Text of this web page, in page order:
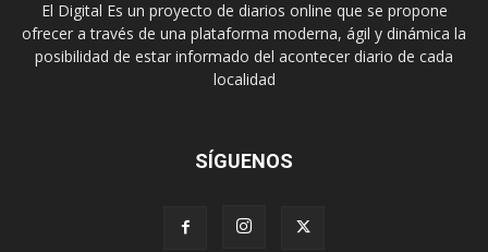
El Digital Es un proyecto de diarios online que se propone
ofrecer a través de una plataforma moderna, ágil y dinámica la
posibilidad de estar informado del acontecer diario de cada
localidad
SÍGUENOS